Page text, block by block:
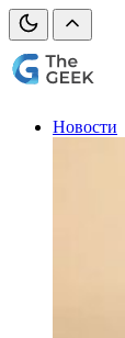
Новости